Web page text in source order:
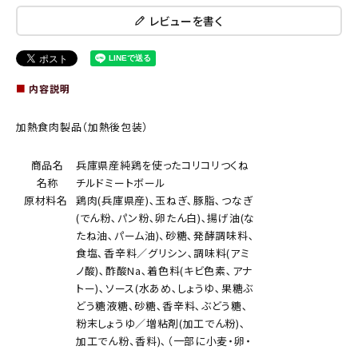
レビューを書く
■ 内容説明
加熱食肉製品（加熱後包装）
商品名
兵庫県産純鶏を使ったコリコリつくね
名称
チルドミートボール
原材料名
鶏肉(兵庫県産)､玉ねぎ､豚脂､つなぎ
(でん粉､パン粉､卵たん白)､揚げ油(な
たね油､パーム油)、砂糖､発酵調味料､
食塩､香辛料／グリシン､調味料(アミ
ノ酸)､酢酸Na､着色料(キビ色素､アナ
トー)､ソース(水あめ､しょうゆ､果糖ぶ
どう糖液糖､砂糖､香辛料､ぶどう糖､
粉末しょうゆ／増粘剤(加工でん粉)､
加工でん粉、香料)､（一部に小麦・卵・